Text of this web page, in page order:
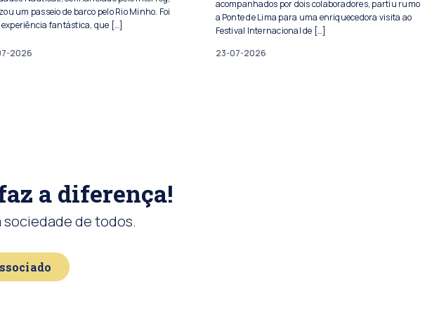
um passeio de barco pelo Rio Minho. Foi
fantástica, que […]
2026
acompanhados por dois colaboradores, partiu rumo
a Ponte de Lima para uma enriquecedora visita ao
Festival Internacional de […]
23-07-2026
a diferença!
sociedade de todos.